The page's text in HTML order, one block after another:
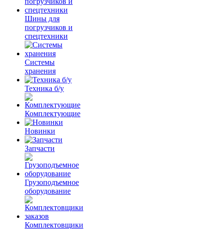
Шины для
погрузчиков и
спецтехники
Системы
хранения
Техника б/у
Комплектующие
Новинки
Запчасти
Грузоподъемное
оборудование
Комплектовщики